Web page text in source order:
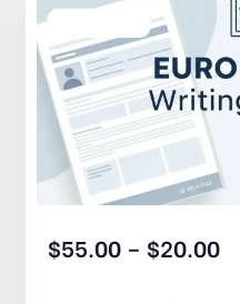
$20.00
–
$55.00